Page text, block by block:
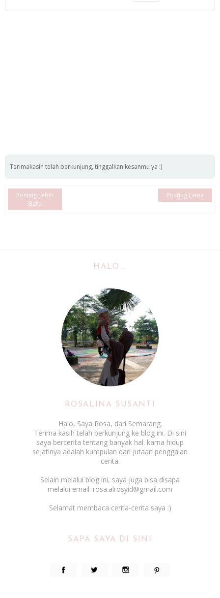
Terimakasih telah berkunjung, tinggalkan kesanmu ya :)
Posting Lebih
Baru
Posting Lama
HALO...
ROSALINA SUSANTI
Halo, Saya Rosa, dari Semarang.
Terima kasih telah berkunjung ke blog ini. Di sini
saya bercerita tentang banyak hal. karna hidup
sejatinya adalah kumpulan dari jutaan penggalan
cerita.
Selain melalui blog ini, saya juga bisa disapa
melalui email: rosa.alrosyid@gmail.com
Selamat membaca cerita-cerita saya :)
SAPA SAYA DI SINI